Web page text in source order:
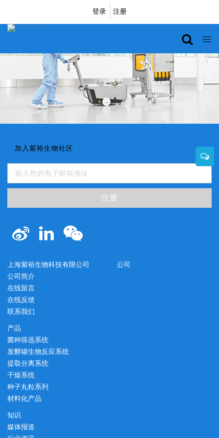
登录 注册
加入紫裕生物社区
注册
上海紫裕生物科技有限公司
公司简介
在线留言
在线反馈
联系我们
产品
菌种筛选系统
发酵罐生物反应系统
提取分离系统
干燥系统
种子丸粒系列
材料化产品
知识
媒体报道
公司